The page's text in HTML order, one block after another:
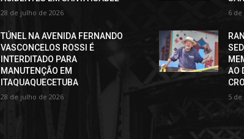
28 de julho de 2026
TÚNEL NA AVENIDA FERNANDO
VASCONCELOS ROSSI É
INTERDITADO PARA
MANUTENÇÃO EM
ITAQUAQUECETUBA
28 de julho de 2026
6 de
AO
5 de